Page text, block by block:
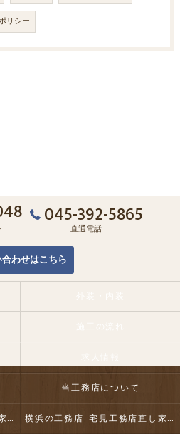
リシー
045-392-5865
直通電話
わせはこちら
当工務店について
横浜の工務店･宅見工務店直し家本舗合同会社の口コミ情報 横浜の工務店･宅見工務店直し家本舗合同会社の評判